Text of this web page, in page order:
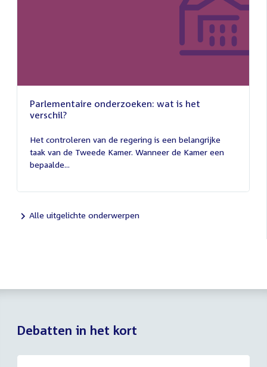
Parlementaire onderzoeken: wat is het
verschil?
juli
2026
Het controleren van de regering is een belangrijke
taak van de Tweede Kamer. Wanneer de Kamer een
bepaalde...
Alle uitgelichte onderwerpen
Debatten in het kort